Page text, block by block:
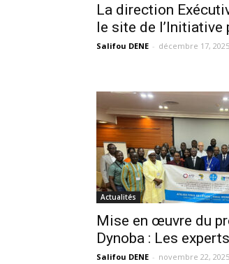
La direction
le site de
Salifou DENE - décembre 17, 2025
Actualités
Mise en œuvre du
Dynoba : Les
Salifou DENE - novembre 22, 2025